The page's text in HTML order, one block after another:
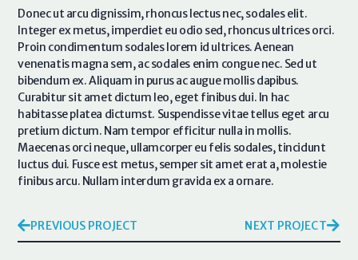
Donec ut arcu dignissim, rhoncus lectus nec, sodales elit.
Integer ex metus, imperdiet eu odio sed, rhoncus ultrices orci.
Proin condimentum sodales lorem id ultrices. Aenean
venenatis magna sem, ac sodales enim congue nec. Sed ut
bibendum ex. Aliquam in purus ac augue mollis dapibus.
Curabitur sit amet dictum leo, eget finibus dui. In hac
habitasse platea dictumst. Suspendisse vitae tellus eget arcu
pretium dictum. Nam tempor efficitur nulla in mollis.
Maecenas orci neque, ullamcorper eu felis sodales, tincidunt
luctus dui. Fusce est metus, semper sit amet erat a, molestie
finibus arcu. Nullam interdum gravida ex a ornare.
PREVIOUS PROJECT NEXT PROJECT